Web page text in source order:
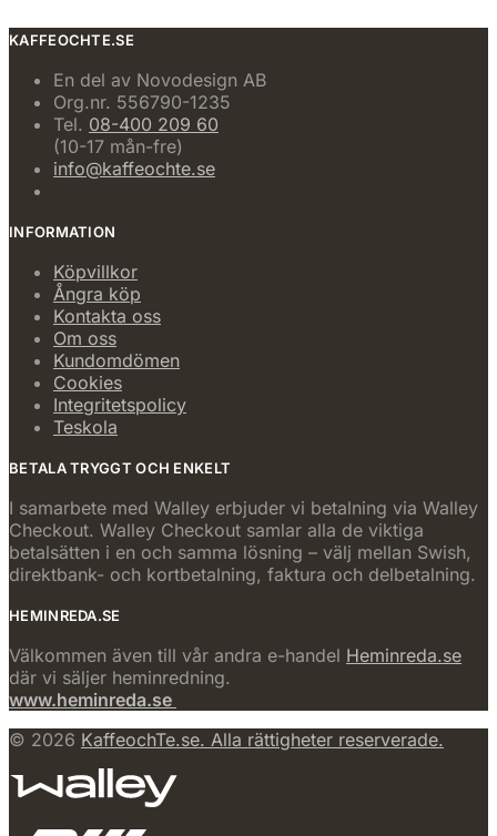
KAFFEOCHTE.SE
En del av Novodesign AB
Org.nr. 556790-1235
Tel. 08-400 209 60
(10-17 mån-fre)
info@kaffeochte.se
INFORMATION
Köpvillkor
Ångra köp
Kontakta oss
Om oss
Kundomdömen
Cookies
Integritetspolicy
Teskola
BETALA TRYGGT OCH ENKELT
I samarbete med Walley erbjuder vi betalning via Walley
Checkout. Walley Checkout samlar alla de viktiga
betalsätten i en och samma lösning – välj mellan Swish,
direktbank- och kortbetalning, faktura och delbetalning.
HEMINREDA.SE
Välkommen även till vår andra e-handel Heminreda.se
där vi säljer heminredning.
www.heminreda.se
© 2026 KaffeochTe.se. Alla rättigheter reserverade.